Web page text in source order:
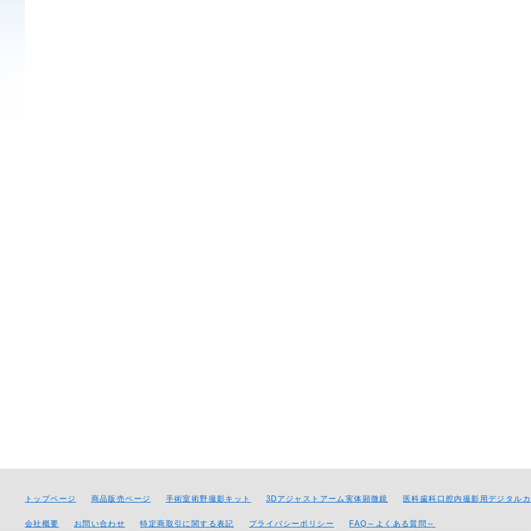
トップページ 商品販売ページ 手術室術野撮影キット 3Dアジャストアーム実体顕微鏡 医科歯科口腔内撮影用デジタル
会社概要 お問い合わせ 特定商取引に関する表記 プライバシーポリシー FAQ～よくある質問～